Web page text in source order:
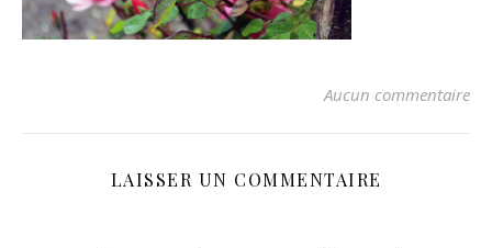
Aucun commentaire
LAISSER UN COMMENTAIRE